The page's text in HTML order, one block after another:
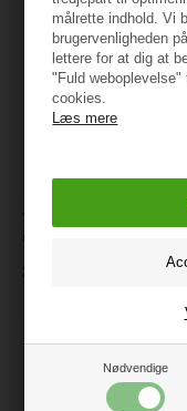
målrette indhold. Vi
brugervenligheden
lettere for at dig at
"Fuld
cookies.
Læs mere
Nødvendige
JaBaDaBaDo
i Blå
279 kr.